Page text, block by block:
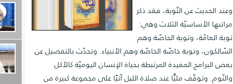
وعند الحديث عن التّوبة، فقد ذكر
مراتبها الأساسيّة الثلاث وهي:
توبة العامّة، وتوبة الخاصّة وهم
السّالكون، وتوبة خاصّة الخاصّة وهم الأنبياء. وتحدّث بالتفصيل عن
بعض البرامج المفيدة المرتبطة بحياة الإنسان اليوميّة كالأكل
والنّوم. وتوقّف مليًّا عند صلاة الليل آتيًا على مجموعة كبيرة من